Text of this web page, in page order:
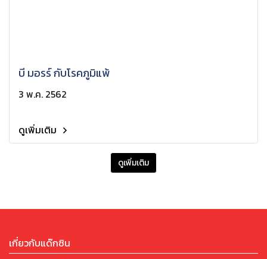
บี มอรร์ กับโรคภูมิแพ้
3 พ.ค. 2562
ดูเพิ่มเติม
ดูเพิ่มเติม
เกี่ยวกับแด๊กซิน